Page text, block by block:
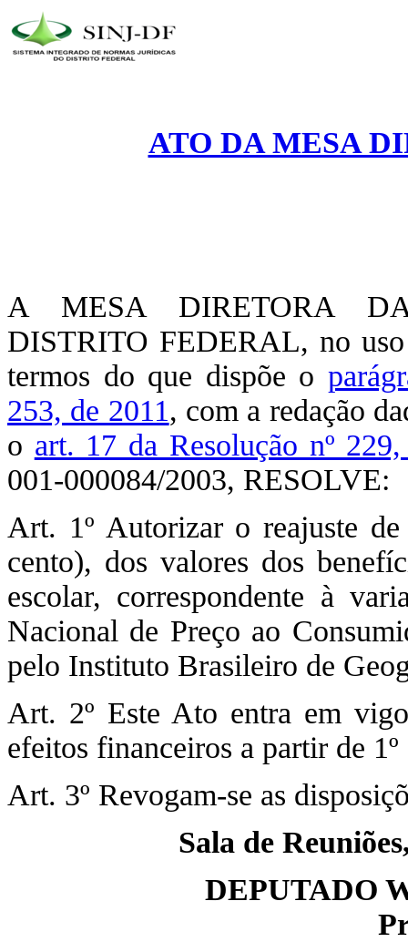
ATO DA MESA
A MESA DIRETORA
DISTRITO FEDERAL, no uso
termos do que dispõe o
253, de 2011, com a redação
o art. 17 da Resolução nº
001-000084/2003, RESOLVE:
Art. 1º Autorizar o reajuste
cento), dos valores dos
escolar, correspondente à
Nacional de Preço ao
pelo Instituto Brasileiro de
Art. 2º Este Ato entra em
efeitos financeiros a partir de
Art. 3º Revogam-se as
Sala de
DEPUTADO